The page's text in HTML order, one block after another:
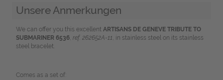
Unsere Anmerkungen
We can offer you this excellent ARTISANS DE GENEVE TRIBUTE TO
SUBMARINER 6536, ref. 262652A-11, in stainless steel on its stainless
steel bracelet.
Comes as a set of: